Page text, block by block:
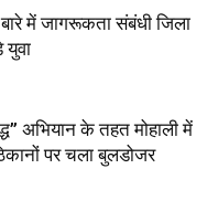
में जागरूकता संबंधी जिला
युवा
अभियान के तहत मोहाली में
पर चला बुलडोजर